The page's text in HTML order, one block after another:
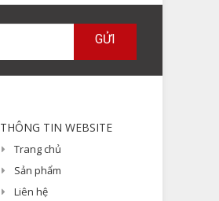
GỬI
THÔNG TIN WEBSITE
Trang chủ
Sản phẩm
Liên hệ